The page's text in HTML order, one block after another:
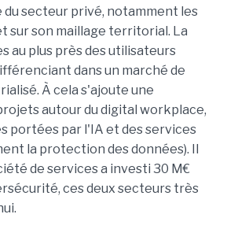
secteur privé, notamment les
sur son maillage territorial. La
au plus près des utilisateurs
dans un marché de
À cela s'ajoute une
autour du digital workplace,
portées par l'IA et des services
la protection des données). Il
de services a investi 30 M€
ces deux secteurs très